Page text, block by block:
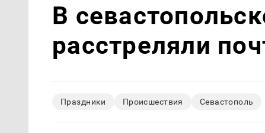
В
расстреляли
Праздники Происшествия Севастополь